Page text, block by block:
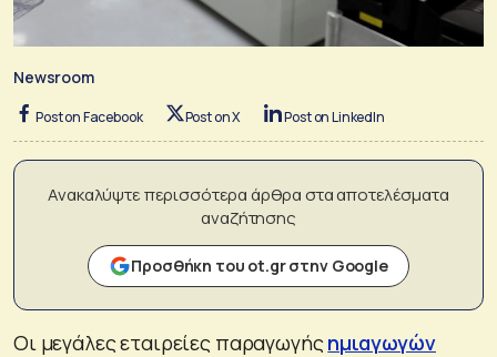
Newsroom
Post on Facebook Post on X Post on LinkedIn
Ανακαλύψτε περισσότερα άρθρα στα αποτελέσματα
αναζήτησης
Προσθήκη του ot.gr στην Google
Οι μεγάλες εταιρείες παραγωγήςημιαγωγών